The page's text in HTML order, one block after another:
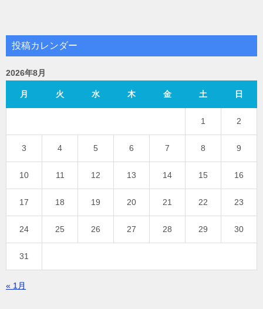
投稿カレンダー
2026年8月
月 火 水 木 金 土 日
1 2
3 4 5 6 7 8 9
10 11 12 13 14 15 16
17 18 19 20 21 22 23
24 25 26 27 28 29 30
31
« 1月